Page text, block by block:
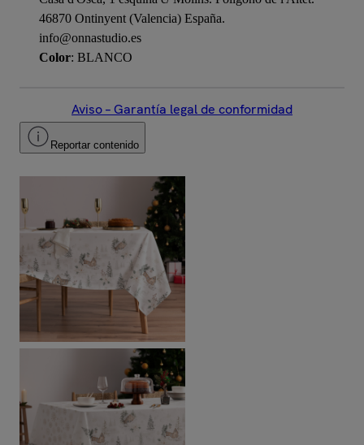
46870 Ontinyent (Valencia) España.
info@onnastudio.es
Color: BLANCO
Aviso – Garantía legal de conformidad
Reportar contenido